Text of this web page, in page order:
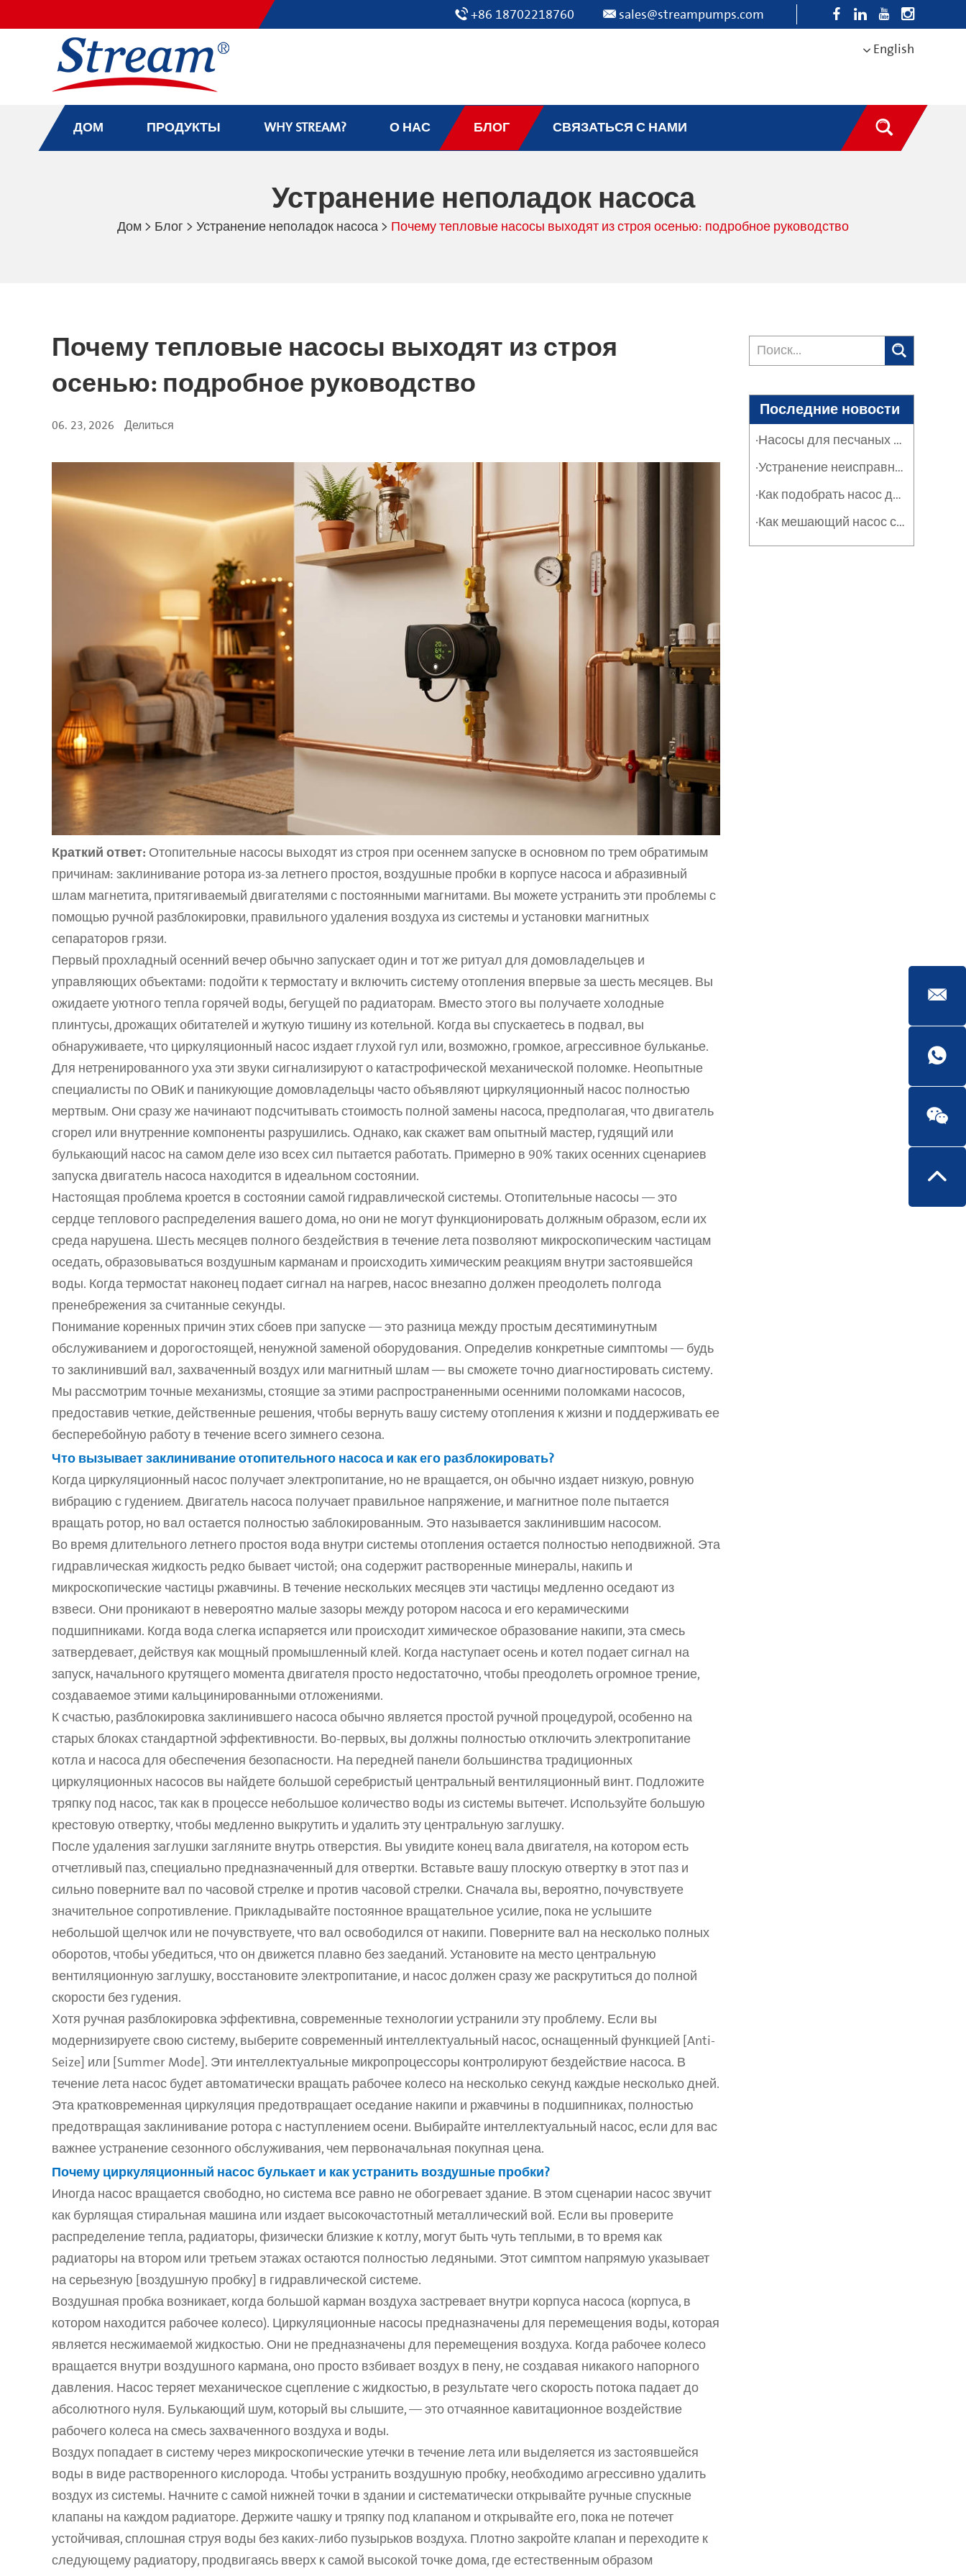
+86 18702218760 sales@streampumps.com
English
ДОМ ПРОДУКТЫ WHY STREAM? О НАС БЛОГ СВЯЗАТЬСЯ С НАМИ
Устранение неполадок насоса
Дом > Блог > Устранение неполадок насоса > Почему тепловые насосы выходят из строя осенью: подробное руководство
Почему тепловые насосы выходят из строя
осенью: подробное руководство
06. 23, 2026 Делиться
Краткий ответ: Отопительные насосы выходят из строя при осеннем запуске в основном по трем обратимым
причинам: заклинивание ротора из-за летнего простоя, воздушные пробки в корпусе насоса и абразивный
шлам магнетита, притягиваемый двигателями с постоянными магнитами. Вы можете устранить эти проблемы с
помощью ручной разблокировки, правильного удаления воздуха из системы и установки магнитных
сепараторов грязи.
Первый прохладный осенний вечер обычно запускает один и тот же ритуал для домовладельцев и
управляющих объектами: подойти к термостату и включить систему отопления впервые за шесть месяцев. Вы
ожидаете уютного тепла горячей воды, бегущей по радиаторам. Вместо этого вы получаете холодные
плинтусы, дрожащих обитателей и жуткую тишину из котельной. Когда вы спускаетесь в подвал, вы
обнаруживаете, что циркуляционный насос издает глухой гул или, возможно, громкое, агрессивное бульканье.
Для нетренированного уха эти звуки сигнализируют о катастрофической механической поломке. Неопытные
специалисты по ОВиК и паникующие домовладельцы часто объявляют циркуляционный насос полностью
мертвым. Они сразу же начинают подсчитывать стоимость полной замены насоса, предполагая, что двигатель
сгорел или внутренние компоненты разрушились. Однако, как скажет вам опытный мастер, гудящий или
булькающий насос на самом деле изо всех сил пытается работать. Примерно в 90% таких осенних сценариев
запуска двигатель насоса находится в идеальном состоянии.
Настоящая проблема кроется в состоянии самой гидравлической системы. Отопительные насосы — это
сердце теплового распределения вашего дома, но они не могут функционировать должным образом, если их
среда нарушена. Шесть месяцев полного бездействия в течение лета позволяют микроскопическим частицам
оседать, образовываться воздушным карманам и происходить химическим реакциям внутри застоявшейся
воды. Когда термостат наконец подает сигнал на нагрев, насос внезапно должен преодолеть полгода
пренебрежения за считанные секунды.
Понимание коренных причин этих сбоев при запуске — это разница между простым десятиминутным
обслуживанием и дорогостоящей, ненужной заменой оборудования. Определив конкретные симптомы — будь
то заклинивший вал, захваченный воздух или магнитный шлам — вы сможете точно диагностировать систему.
Мы рассмотрим точные механизмы, стоящие за этими распространенными осенними поломками насосов,
предоставив четкие, действенные решения, чтобы вернуть вашу систему отопления к жизни и поддерживать ее
бесперебойную работу в течение всего зимнего сезона.
Что вызывает заклинивание отопительного насоса и как его разблокировать?
Когда циркуляционный насос получает электропитание, но не вращается, он обычно издает низкую, ровную
вибрацию с гудением. Двигатель насоса получает правильное напряжение, и магнитное поле пытается
вращать ротор, но вал остается полностью заблокированным. Это называется заклинившим насосом.
Во время длительного летнего простоя вода внутри системы отопления остается полностью неподвижной. Эта
гидравлическая жидкость редко бывает чистой; она содержит растворенные минералы, накипь и
микроскопические частицы ржавчины. В течение нескольких месяцев эти частицы медленно оседают из
взвеси. Они проникают в невероятно малые зазоры между ротором насоса и его керамическими
подшипниками. Когда вода слегка испаряется или происходит химическое образование накипи, эта смесь
затвердевает, действуя как мощный промышленный клей. Когда наступает осень и котел подает сигнал на
запуск, начального крутящего момента двигателя просто недостаточно, чтобы преодолеть огромное трение,
создаваемое этими кальцинированными отложениями.
К счастью, разблокировка заклинившего насоса обычно является простой ручной процедурой, особенно на
старых блоках стандартной эффективности. Во-первых, вы должны полностью отключить электропитание
котла и насоса для обеспечения безопасности. На передней панели большинства традиционных
циркуляционных насосов вы найдете большой серебристый центральный вентиляционный винт. Подложите
тряпку под насос, так как в процессе небольшое количество воды из системы вытечет. Используйте большую
крестовую отвертку, чтобы медленно выкрутить и удалить эту центральную заглушку.
После удаления заглушки загляните внутрь отверстия. Вы увидите конец вала двигателя, на котором есть
отчетливый паз, специально предназначенный для отвертки. Вставьте вашу плоскую отвертку в этот паз и
сильно поверните вал по часовой стрелке и против часовой стрелки. Сначала вы, вероятно, почувствуете
значительное сопротивление. Прикладывайте постоянное вращательное усилие, пока не услышите
небольшой щелчок или не почувствуете, что вал освободился от накипи. Поверните вал на несколько полных
оборотов, чтобы убедиться, что он движется плавно без заеданий. Установите на место центральную
вентиляционную заглушку, восстановите электропитание, и насос должен сразу же раскрутиться до полной
скорости без гудения.
Хотя ручная разблокировка эффективна, современные технологии устранили эту проблему. Если вы
модернизируете свою систему, выберите современный интеллектуальный насос, оснащенный функцией [Anti-
Seize] или [Summer Mode]. Эти интеллектуальные микропроцессоры контролируют бездействие насоса. В
течение лета насос будет автоматически вращать рабочее колесо на несколько секунд каждые несколько дней.
Эта кратковременная циркуляция предотвращает оседание накипи и ржавчины в подшипниках, полностью
предотвращая заклинивание ротора с наступлением осени. Выбирайте интеллектуальный насос, если для вас
важнее устранение сезонного обслуживания, чем первоначальная покупная цена.
Почему циркуляционный насос булькает и как устранить воздушные пробки?
Иногда насос вращается свободно, но система все равно не обогревает здание. В этом сценарии насос звучит
как бурлящая стиральная машина или издает высокочастотный металлический вой. Если вы проверите
распределение тепла, радиаторы, физически близкие к котлу, могут быть чуть теплыми, в то время как
радиаторы на втором или третьем этажах остаются полностью ледяными. Этот симптом напрямую указывает
на серьезную [воздушную пробку] в гидравлической системе.
Воздушная пробка возникает, когда большой карман воздуха застревает внутри корпуса насоса (корпуса, в
котором находится рабочее колесо). Циркуляционные насосы предназначены для перемещения воды, которая
является несжимаемой жидкостью. Они не предназначены для перемещения воздуха. Когда рабочее колесо
вращается внутри воздушного кармана, оно просто взбивает воздух в пену, не создавая никакого напорного
давления. Насос теряет механическое сцепление с жидкостью, в результате чего скорость потока падает до
абсолютного нуля. Булькающий шум, который вы слышите, — это отчаянное кавитационное воздействие
рабочего колеса на смесь захваченного воздуха и воды.
Воздух попадает в систему через микроскопические утечки в течение лета или выделяется из застоявшейся
воды в виде растворенного кислорода. Чтобы устранить воздушную пробку, необходимо агрессивно удалить
воздух из системы. Начните с самой нижней точки в здании и систематически открывайте ручные спускные
клапаны на каждом радиаторе. Держите чашку и тряпку под клапаном и открывайте его, пока не потечет
устойчивая, сплошная струя воды без каких-либо пузырьков воздуха. Плотно закройте клапан и переходите к
следующему радиатору, продвигаясь вверх к самой высокой точке дома, где естественным образом
Последние новости
·Насосы для песчаных фильтров в промышленности и сельском хозяйстве: защита систем
·Устранение неисправностей насосов песчаных фильтров: руководство по обслуживанию
·Как подобрать насос для песчаного фильтра: расход, оборот и эффективность
·Как мешающий насос серии SPT решает проблему засорения тяжелыми отложениями и суспензиями